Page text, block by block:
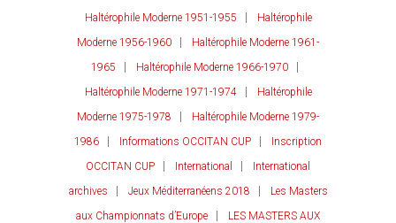
Haltérophile Moderne 1951-1955
Haltérophile
Moderne 1956-1960
Haltérophile Moderne 1961-
1965
Haltérophile Moderne 1966-1970
Haltérophile Moderne 1971-1974
Haltérophile
Moderne 1975-1978
Haltérophile Moderne 1979-
1986
Informations OCCITAN CUP
Inscription
OCCITAN CUP
International
International
archives
Jeux Méditerranéens 2018
Les Masters
aux Championnats d’Europe
LES MASTERS AUX